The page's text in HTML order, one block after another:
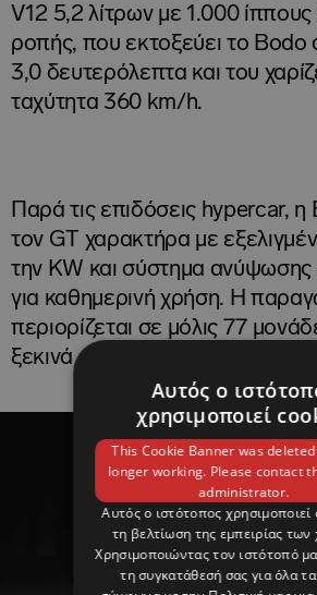
V12 5,2 λίτρων με 1.000 ίππους
ροπής, που εκτοξεύει το
3,0 δευτερόλεπτα και του
ταχύτητα 360 km/h.
Παρά τις επιδόσεις hypercar, η
τον GT χαρακτήρα με
την KW και σύστημα
για καθημερινή χρήση. Η
περιορίζεται σε μόλις 77
ξεκινά από 1 εκατομμύριο
Αυτός ο
χρησιμοποιεί
This Cookie Banner was
longer working. Please contact
administrator.
Αυτός ο ιστότοπος χρησιμοποιεί
τη βελτίωση της εμπειρίας
Χρησιμοποιώντας τον ιστότοπό
τη συγκατάθεσή σας για όλα